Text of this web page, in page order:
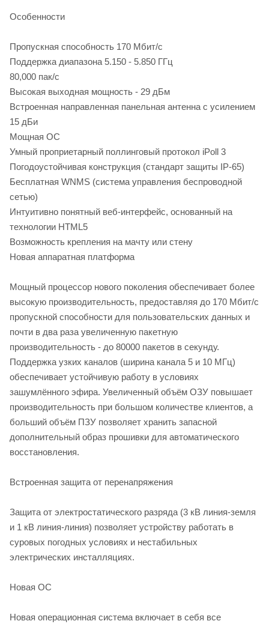
Особенности
Пропускная способность 170 Мбит/с
Поддержка диапазона 5.150 - 5.850 ГГц
80,000 пак/с
Высокая выходная мощность - 29 дБм
Встроенная направленная панельная антенна с усилением
15 дБи
Мощная ОС
Умный проприетарный поллинговый протокол iPoll 3
Погодоустойчивая конструкция (стандарт защиты IP-65)
Бесплатная WNMS (система управления беспроводной
сетью)
Интуитивно понятный веб-интерфейс, основанный на
технологии HTML5
Возможность крепления на мачту или стену
Новая аппаратная платформа
Мощный процессор нового поколения обеспечивает более
высокую производительность, предоставляя до 170 Мбит/с
пропускной способности для пользовательских данных и
почти в два раза увеличенную пакетную
производительность - до 80000 пакетов в секунду.
Поддержка узких каналов (ширина канала 5 и 10 МГц)
обеспечивает устойчивую работу в условиях
зашумлённого эфира. Увеличенный объём ОЗУ повышает
производительность при большом количестве клиентов, а
больший объём ПЗУ позволяет хранить запасной
дополнительный образ прошивки для автоматического
восстановления.
Встроенная защита от перенапряжения
Защита от электростатического разряда (3 кВ линия-земля
и 1 кВ линия-линия) позволяет устройству работать в
суровых погодных условиях и нестабильных
электрических инсталляциях.
Новая ОС
Новая операционная система включает в себя все